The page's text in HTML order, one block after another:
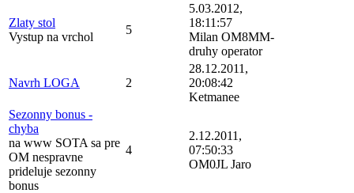
Zlaty stol
Vystup na vrchol
5
5.03.2012,
18:11:57
Milan OM8MM-
druhy operator
Navrh LOGA 2
28.12.2011,
20:08:42
Ketmanee
Sezonny bonus -
chyba
na www SOTA sa pre
OM nespravne
prideluje sezonny
bonus
4
2.12.2011,
07:50:33
OM0JL Jaro